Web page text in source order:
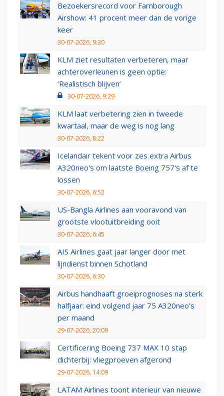
Bezoekersrecord voor Farnborough
Airshow: 41 procent meer dan de vorige
keer
30-07-2026, 9:30
KLM ziet resultaten verbeteren, maar
achteroverleunen is geen optie:
‘Realistisch blijven’
30-07-2026, 9:29
KLM laat verbetering zien in tweede
kwartaal, maar de weg is nog lang
30-07-2026, 8:22
Icelandair tekent voor zes extra Airbus
A320neo's om laatste Boeing 757's af te
lossen
30-07-2026, 6:52
US-Bangla Airlines aan vooravond van
grootste vlootuitbreiding ooit
30-07-2026, 6:45
AIS Airlines gaat jaar langer door met
lijndienst binnen Schotland
30-07-2026, 6:30
Airbus handhaaft groeiprognoses na sterk
halfjaar: eind volgend jaar 75 A320neo’s
per maand
29-07-2026, 20:09
Certificering Boeing 737 MAX 10 stap
dichterbij: vliegproeven afgerond
29-07-2026, 14:09
LATAM Airlines toont interieur van nieuwe